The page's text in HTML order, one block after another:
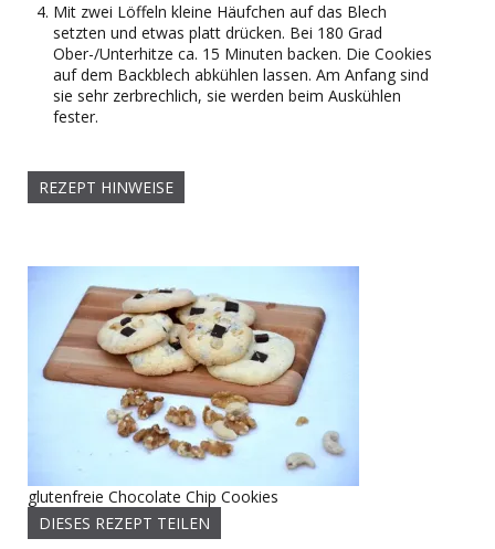
Mit zwei Löffeln kleine Häufchen auf das Blech
setzten und etwas platt drücken. Bei 180 Grad
Ober-/Unterhitze ca. 15 Minuten backen. Die Cookies
auf dem Backblech abkühlen lassen. Am Anfang sind
sie sehr zerbrechlich, sie werden beim Auskühlen
fester.
REZEPT HINWEISE
glutenfreie Chocolate Chip Cookies
DIESES REZEPT TEILEN